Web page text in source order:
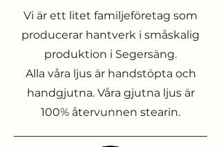
Vi är ett litet familjeföretag som
producerar hantverk i småskalig
produktion i Segersäng.
Alla våra ljus är handstöpta och
handgjutna. Våra gjutna ljus är
100% återvunnen stearin.